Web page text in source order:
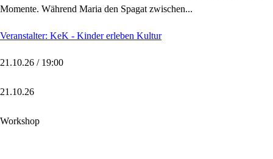
Momente. Während Maria den Spagat zwischen...
Veranstalter: KeK - Kinder erleben Kultur
21.10.26 / 19:00
21.10.26
Workshop